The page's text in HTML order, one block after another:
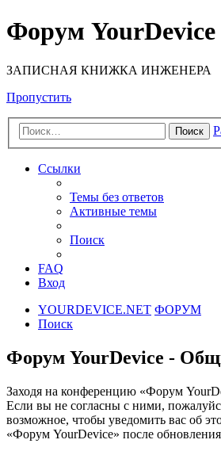
Форум YourDevice
ЗАПИСНАЯ КНИЖКА ИНЖЕНЕРА
Пропустить
Поиск
Ссылки
Темы без ответов
Активные темы
Поиск
FAQ
Вход
YOURDEVICE.NET ФОРУМ
Поиск
Форум YourDevice -
Заходя на конференцию «Форум
Если вы не согласны с ними,
возможное, чтобы уведомить вас об
«Форум YourDevice» после